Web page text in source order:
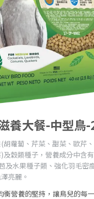
養大餐-中型鳥
蘿蔔、芹菜、甜菜、歐芹
及穀類種子，營養成分中含
及水果種子類、強化羽毛密
亮麗。
營養的堅持，讓鳥兒的每